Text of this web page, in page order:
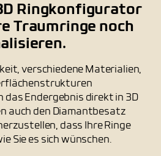
Ringkonfigurator
Traumringe noch
verschiedene Materialien,
das Endergebnis direkt in 3D
auch den Diamantbesatz
dass Ihre Ringe
Sie es sich wünschen.